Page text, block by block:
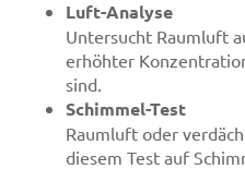
Luft-Analyse
Untersucht Raumluft
erhöhter
sind.
Schimmel-Test
Raumluft oder
diesem Test auf